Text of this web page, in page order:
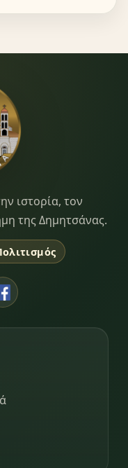
ιστορία, τον
της Δημητσάνας.